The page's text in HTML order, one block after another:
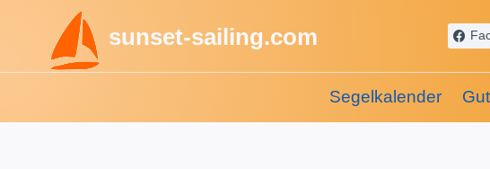
springen
sunset-sailing.com
Segelkalender